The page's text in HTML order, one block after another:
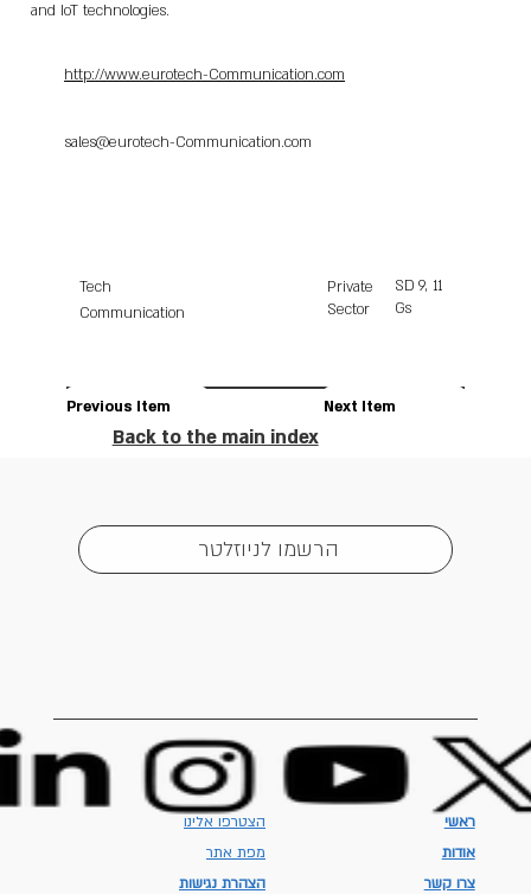
and IoT technologies.
http://www.eurotech-Communication.com
sales@eurotech-Communication.com
Next Item
Previous Item
Tech
Communication
Private
Sector
SD
Gs
9, 11
Back to the main index
הרשמו לניוזלטר
ראשי
הצטרפו אלינו
אודות
מפת אתר
צרו קשר
הצהרת נגישות